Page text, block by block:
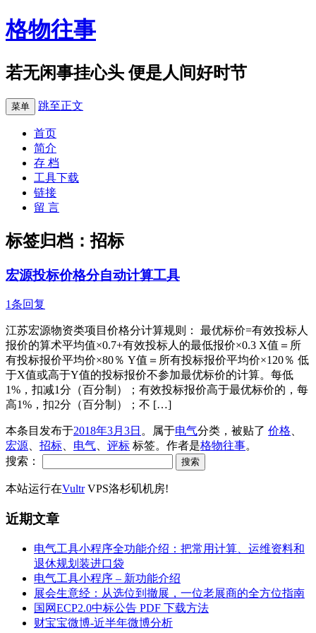
格物往事
若无闲事挂心头 便是人间好时节
菜单 跳至正文
首页
简介
存 档
工具下载
链接
留 言
标签归档：招标
宏源投标价格分自动计算工具
1条回复
江苏宏源物资类项目价格分计算规则： 最优标价=有效投标人
报价的算术平均值×0.7+有效投标人的最低报价×0.3 X值＝所
有投标报价平均价×80％ Y值＝所有投标报价平均价×120％ 低
于X值或高于Y值的投标报价不参加最优标价的计算。每低
1%，扣减1分（百分制）；有效投标报价高于最优标价的，每
高1%，扣2分（百分制）；不 […]
本条目发布于2018年3月3日 。属于电气分类，被贴了 价格
宏源
招标 电气 评标 标签。 作者是格物往事。
搜索：
本站运行在VultrVPS洛杉矶机房!
近期文章
电气工具小程序全功能介绍：把常用计算、运维资料和
退休规划装进口袋
电气工具小程序 – 新功能介绍
展会生意经：从选位到撤展，一位老展商的全方位指南
国网ECP2.0中标公告 PDF 下载方法
财宝宝微博-近半年微博分析